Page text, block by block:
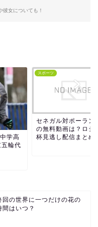
彼女についても！
学高
輪代
スポーツ
セネガル対ポーラン
の無料動画は？ロシ
杯見逃し配信まとめ
回の世界に一つだけの花の
はいつ？